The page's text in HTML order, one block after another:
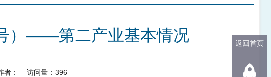
）——第二产业基本情况
者： 访问量： 396
返回首页